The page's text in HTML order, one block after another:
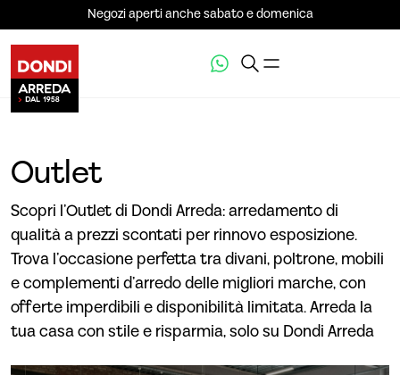
Negozi aperti anche sabato e domenica
Outlet
Scopri l’Outlet di Dondi Arreda: arredamento di
qualità a prezzi scontati per rinnovo esposizione.
Trova l’occasione perfetta tra divani, poltrone, mobili
e complementi d’arredo delle migliori marche, con
offerte imperdibili e disponibilità limitata. Arreda la
tua casa con stile e risparmia, solo su Dondi Arreda